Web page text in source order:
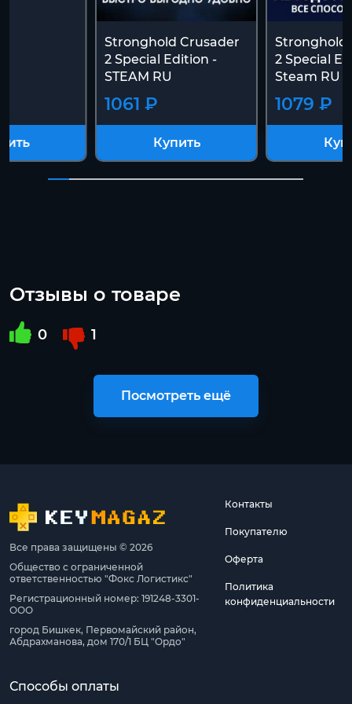
Stronghold Crusader
2 Special Edition -
STEAM RU
1061 ₽
Купить
Stronghold
2 Special
Steam RU
1079 ₽
Отзывы о товаре
0 1
Посмотреть ещё
Все права защищены © 2026
Общество с ограниченной
ответственностью "Фокс Логистикс"
Регистрационный номер: 191248-3301-
ООО
город Бишкек, Первомайский район,
Абдрахманова, дом 170/1 БЦ "Ордо"
Контакты
Покупателю
Оферта
Политика
конфиденциальности
Способы оплаты